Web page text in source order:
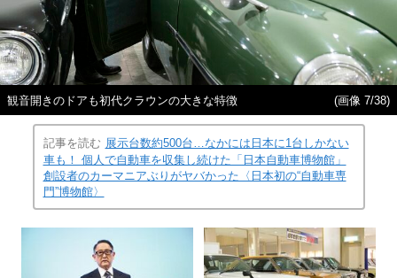
観音開きのドアも初代クラウンの大きな特徴 (画像 7/38)
記事を読む 展示台数約500台…なかには日本に1台しかない
車も！ 個人で自動車を収集し続けた「日本自動車博物館」
創設者のカーマニアぶりがヤバかった〈日本初の“自動車専
門”博物館〉